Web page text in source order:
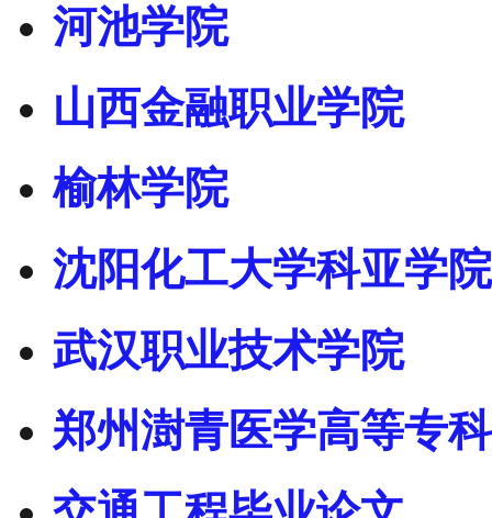
河池学院
山西金融职业学院
榆林学院
沈阳化工大学科亚学院
武汉职业技术学院
郑州澍青医学高等专